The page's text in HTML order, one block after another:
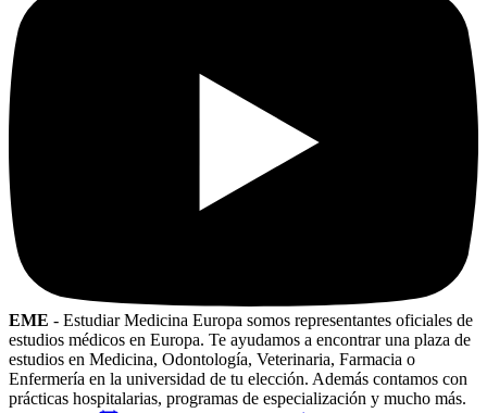
EME - Estudiar Medicina Europa somos representantes oficiales de
estudios médicos en Europa. Te ayudamos a encontrar una plaza de
estudios en Medicina, Odontología, Veterinaria, Farmacia o
Enfermería en la universidad de tu elección. Además contamos con
prácticas hospitalarias, programas de especialización y mucho más.